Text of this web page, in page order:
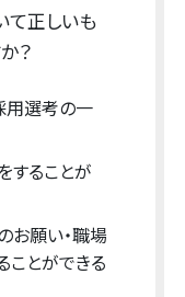
正しいも
？
用選考の一
することが
願い・職場
とができる